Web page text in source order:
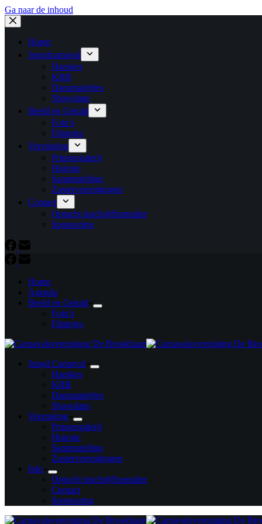
Ga naar de inhoud
Home
Jeugdcarnaval
Haeskes
KBB
Dansmarietjes
Showdans
Beeld en Geluid
Foto’s
Filmpjes
Vereniging
Prinsengalerij
Historie
Samenstelling
Zusterverenigingen
Contact
Optocht inschrijfformulier
Sponsoring
Home
Agenda
Beeld en Geluid
Foto’s
Filmpjes
Jeugd Carnaval
Haeskes
KBB
Dansmarietjes
Showdans
Vereniging
Prinsengalerij
Historie
Samenstelling
Zusterverenigingen
Info
Optocht inschrijfformulier
Contact
Sponsoring